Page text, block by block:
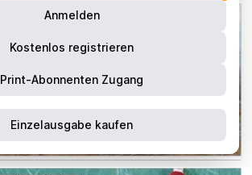
Anmelden
Kostenlos registrieren
Print-Abonnenten Zugang
Einzelausgabe kaufen